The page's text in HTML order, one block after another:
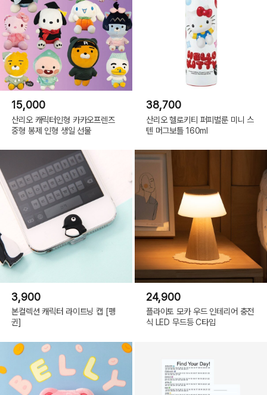
15,000
산리오 캐릭터인형 카카오프렌즈
중형 봉제 인형 생일 선물
38,700
산리오 헬로키티 퍼피벌룬 미니 스
텐 머그보틀 160ml
3,900
본컬렉션 캐릭터 라이트닝 캡 [펭
귄]
24,900
플라이토 모카 우드 인테리어 충전
식 LED 무드등 C타입